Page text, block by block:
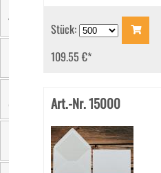
Verpackungseinheit
Klappenform
Grammatur
Innenfarbe
Stück:
109.55 €*
Art.-Nr. 15000